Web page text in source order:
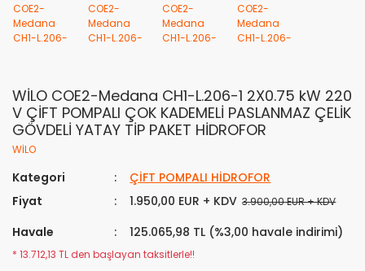
WİLO COE2-Medana CH1-L.206-1 2X0.75 kW 220
V ÇİFT POMPALI ÇOK KADEMELİ PASLANMAZ ÇELİK
GÖVDELİ YATAY TİP PAKET HİDROFOR
WİLO
Kategori
ÇİFT POMPALI HİDROFOR
Fiyat
1.950,00 EUR + KDV 3.900,00 EUR + KDV
Havale 125.065,98 TL (%3,00 havale indirimi)
* 13.712,13 TL den başlayan taksitlerle!!